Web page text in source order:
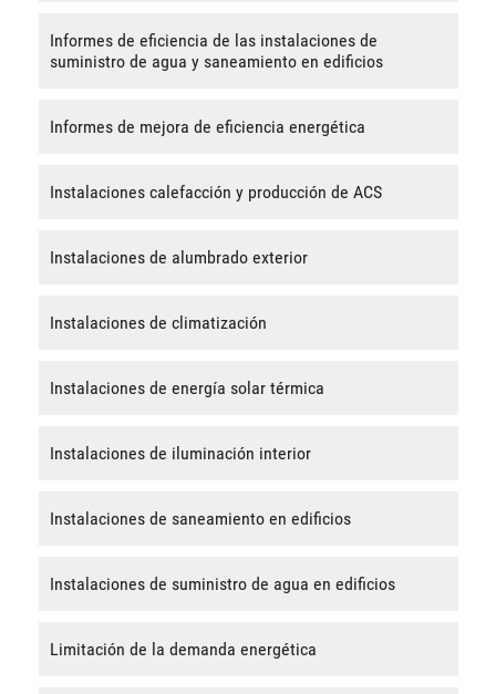
Informes de eficiencia de las instalaciones de
suministro de agua y saneamiento en edificios
Informes de mejora de eficiencia energética
Instalaciones calefacción y producción de ACS
Instalaciones de alumbrado exterior
Instalaciones de climatización
Instalaciones de energía solar térmica
Instalaciones de iluminación interior
Instalaciones de saneamiento en edificios
Instalaciones de suministro de agua en edificios
Limitación de la demanda energética